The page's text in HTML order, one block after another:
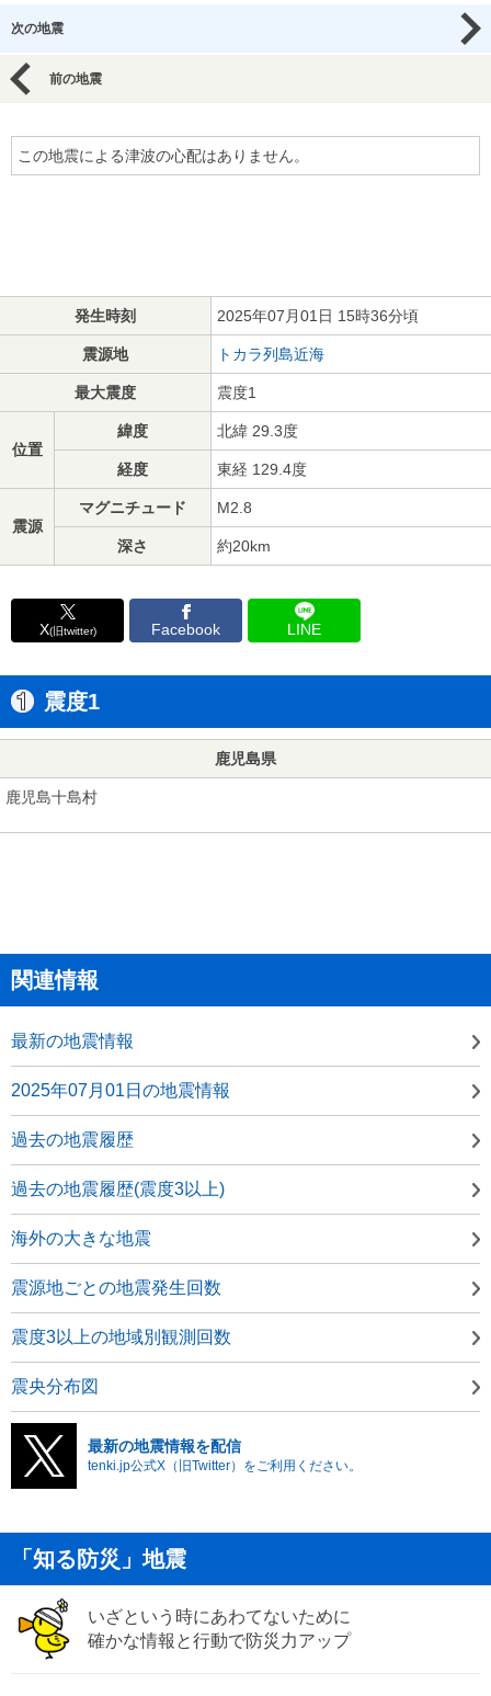
次の地震
前の地震
この地震による津波の心配はありません。
発生時刻 2025年07月01日 15時36分頃
震源地 トカラ列島近海
最大震度 震度1
位置
緯度 北緯 29.3度
経度 東経 129.4度
震源
マグニチュード M2.8
深さ 約20km
X(旧twitter) Facebook LINE
震度1
鹿児島県
鹿児島十島村
関連情報
最新の地震情報
2025年07月01日の地震情報
過去の地震履歴
過去の地震履歴(震度3以上)
海外の大きな地震
震源地ごとの地震発生回数
震度3以上の地域別観測回数
震央分布図
最新の地震情報を配信
tenki.jp公式X（旧Twitter）をご利用ください。
「知る防災」地震
いざという時にあわてないために
確かな情報と行動で防災力アップ